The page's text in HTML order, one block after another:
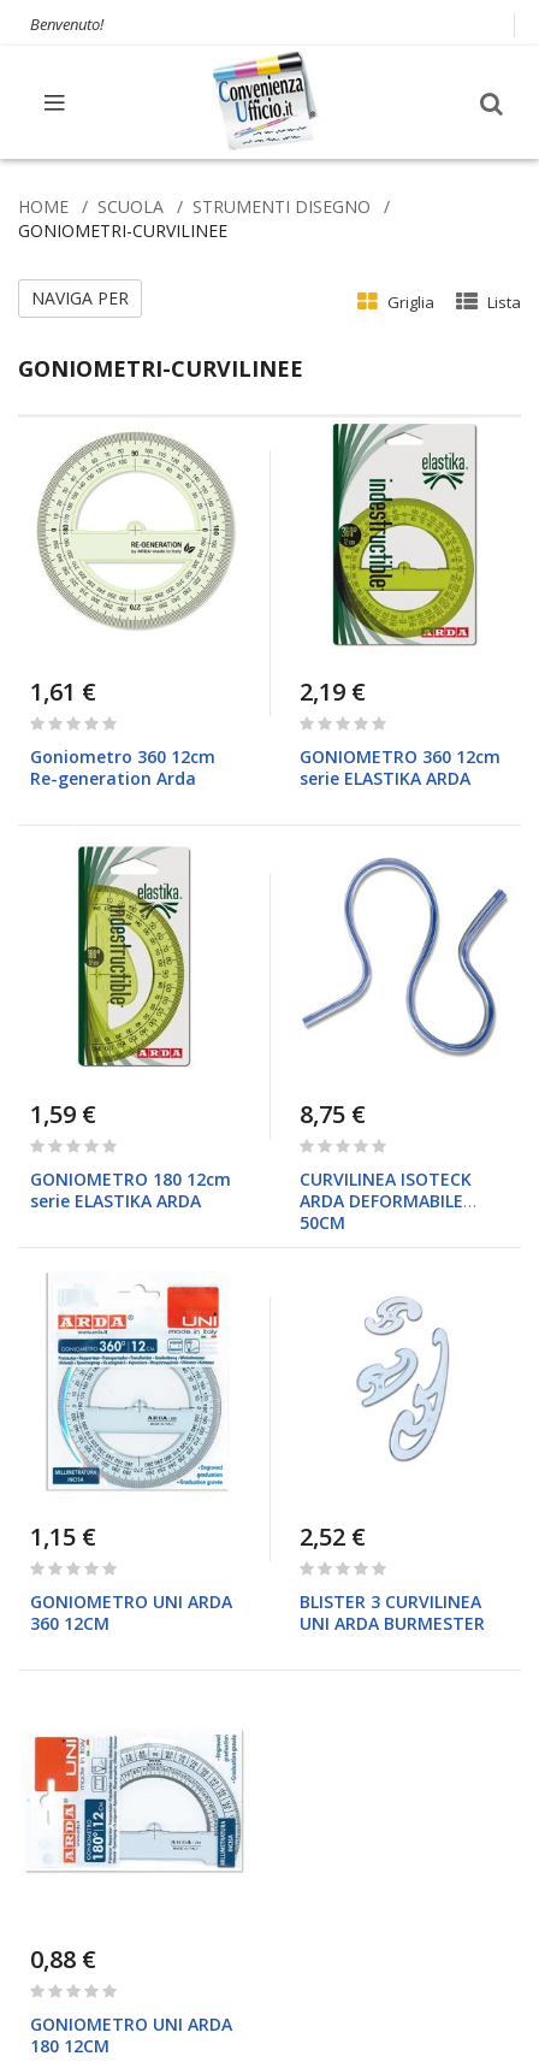
Benvenuto!
HOME SCUOLA
STRUMENTI DISEGNO
GONIOMETRI-CURVILINEE
GONIOMETRI-CURVILINEE
Griglia Lista
1,61 €
Rating:
Goniometro 360 12cm
Re-generation Arda
2,19 €
Rating:
GONIOMETRO 360 12cm
serie ELASTIKA ARDA
1,59 €
Rating:
GONIOMETRO 180 12cm
serie ELASTIKA ARDA
8,75 €
Rating:
CURVILINEA ISOTECK
ARDA DEFORMABILE
50CM
1,15 €
Rating:
GONIOMETRO UNI ARDA
360 12CM
2,52 €
Rating:
BLISTER 3 CURVILINEA
UNI ARDA BURMESTER
0,88 €
Rating:
GONIOMETRO UNI ARDA
180 12CM
NAVIGA PER